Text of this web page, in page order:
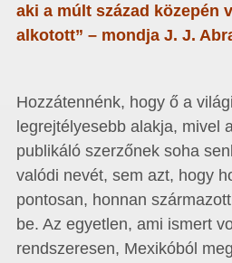
aki a múlt század közepén
alkotott” – mondja J. J.
Hozzátennénk, hogy ő a
legrejtélyesebb alakja, mivel
publikáló szerzőnek soha
valódi nevét, sem azt, hogy
pontosan, honnan
be. Az egyetlen, ami ismert
rendszeresen, Mexikóból